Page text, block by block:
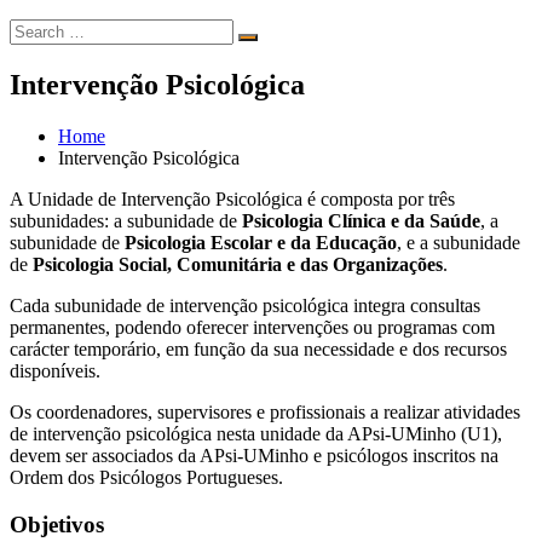
Search
for:
Search
Intervenção Psicológica
Home
Intervenção Psicológica
A Unidade de Intervenção Psicológica é composta por três
subunidades: a subunidade de Psicologia Clínica e da Saúde, a
subunidade de Psicologia Escolar e da Educação, e a subunidade
de Psicologia Social, Comunitária e das Organizações.
Cada subunidade de intervenção psicológica integra consultas
permanentes, podendo oferecer intervenções ou programas com
carácter temporário, em função da sua necessidade e dos recursos
disponíveis.
Os coordenadores, supervisores e profissionais a realizar atividades
de intervenção psicológica nesta unidade da APsi-UMinho (U1),
devem ser associados da APsi-UMinho e psicólogos inscritos na
Ordem dos Psicólogos Portugueses.
Objetivos